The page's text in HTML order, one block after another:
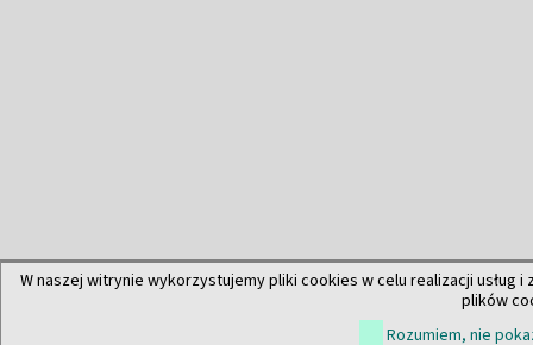
W naszej witrynie wykorzystujemy pliki cookies w celu realizacji usług i
plików
Rozumiem, nie